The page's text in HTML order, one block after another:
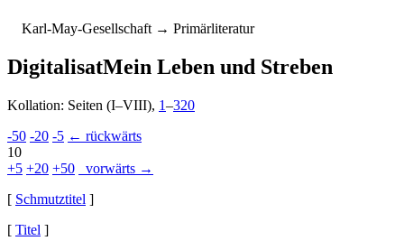
Karl-May-Gesellschaft → Primärliteratur
DigitalisatMein Leben und Streben
Kollation: Seiten (I–VIII), 1–320
-50 -20 -5 ← rückwärts
10
+5 +20 +50
vorwärts →
[ Schmutztitel ]
[ Titel ]